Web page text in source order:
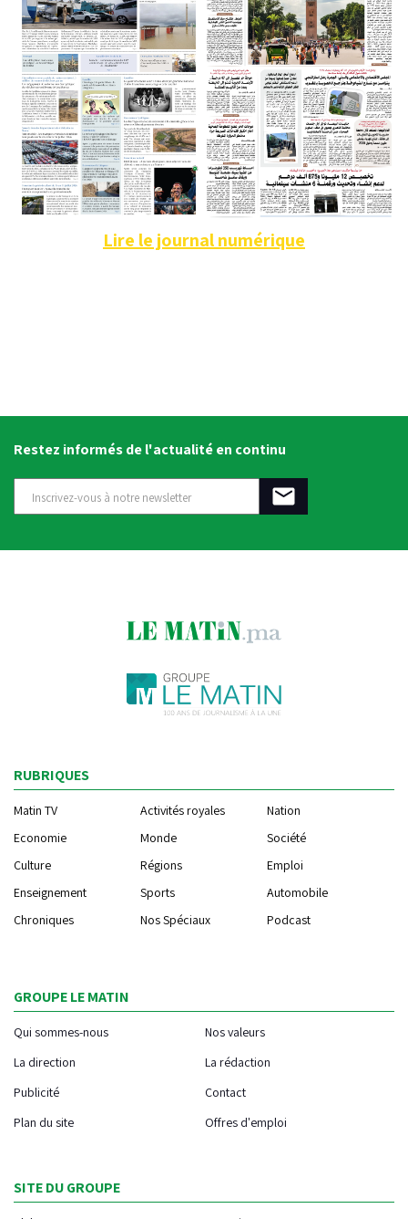
Lire le journal numérique
Restez informés de l'actualité en continu
RUBRIQUES
Matin TV Activités royales
Nation
Economie
Monde
Société
Culture
Régions
Emploi
Enseignement
Sports
Automobile
Chroniques
Nos Spéciaux Podcast
GROUPE LE MATIN
Qui sommes-nous
Nos valeurs
La direction
La rédaction
Publicité
Contact
Plan du site
Offres d'emploi
SITE DU GROUPE